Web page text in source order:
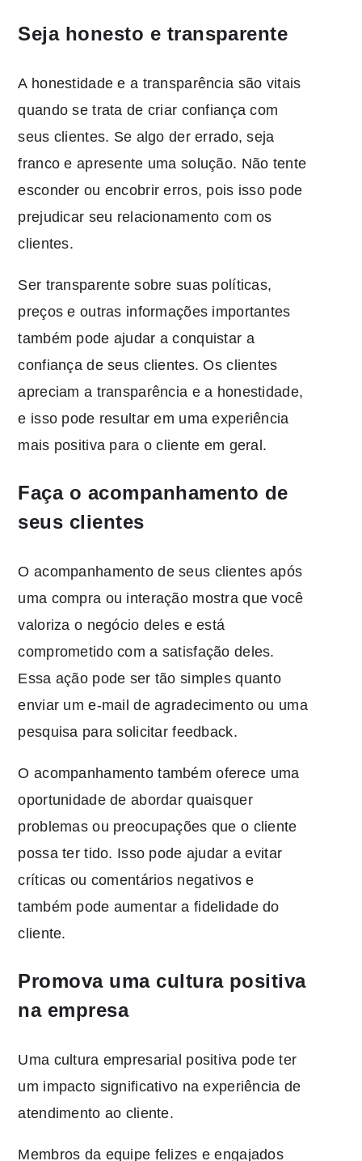
Seja honesto e transparente
A honestidade e a transparência são vitais
quando se trata de criar confiança com
seus clientes. Se algo der errado, seja
franco e apresente uma solução. Não tente
esconder ou encobrir erros, pois isso pode
prejudicar seu relacionamento com os
clientes.
Ser transparente sobre suas políticas,
preços e outras informações importantes
também pode ajudar a conquistar a
confiança de seus clientes. Os clientes
apreciam a transparência e a honestidade,
e isso pode resultar em uma experiência
mais positiva para o cliente em geral.
Faça o acompanhamento de
seus clientes
O acompanhamento de seus clientes após
uma compra ou interação mostra que você
valoriza o negócio deles e está
comprometido com a satisfação deles.
Essa ação pode ser tão simples quanto
enviar um e-mail de agradecimento ou uma
pesquisa para solicitar feedback.
O acompanhamento também oferece uma
oportunidade de abordar quaisquer
problemas ou preocupações que o cliente
possa ter tido. Isso pode ajudar a evitar
críticas ou comentários negativos e
também pode aumentar a fidelidade do
cliente.
Promova uma cultura positiva
na empresa
Uma cultura empresarial positiva pode ter
um impacto significativo na experiência de
atendimento ao cliente.
Membros da equipe felizes e engajados